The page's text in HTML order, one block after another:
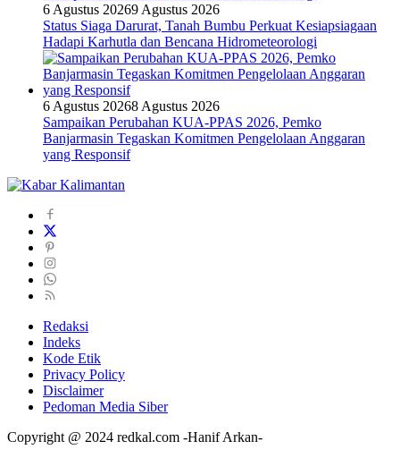
6 Agustus 20269 Agustus 2026
Status Siaga Darurat, Tanah Bumbu Perkuat Kesiapsiagaan
Hadapi Karhutla dan Bencana Hidrometeorologi
6 Agustus 20268 Agustus 2026
Sampaikan Perubahan KUA-PPAS 2026, Pemko
Banjarmasin Tegaskan Komitmen Pengelolaan Anggaran
yang Responsif
Redaksi
Indeks
Kode Etik
Privacy Policy
Disclaimer
Pedoman Media Siber
Copyright @ 2024 redkal.com -Hanif Arkan-